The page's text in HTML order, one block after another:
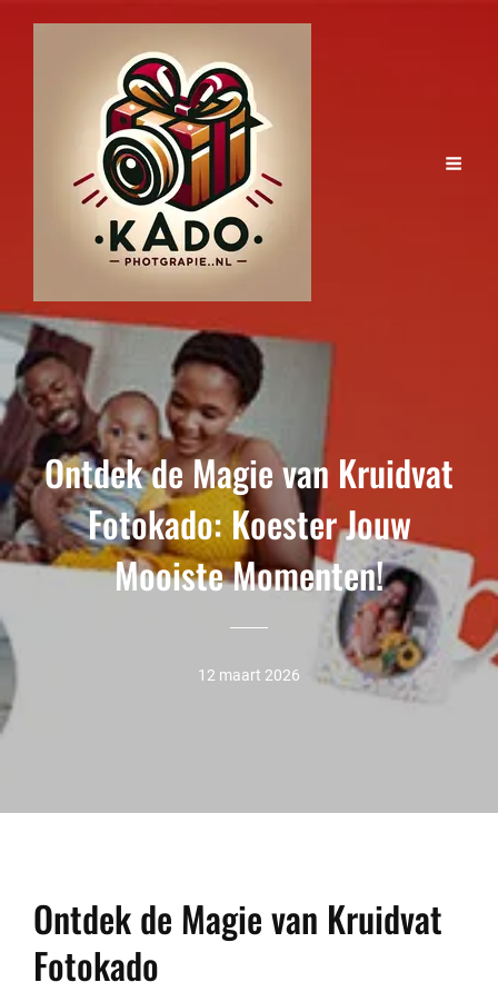
Ontdek de Magie van Kruidvat
Fotokado: Koester Jouw
Mooiste Momenten!
12 maart 2026
Ontdek de Magie van Kruidvat
Fotokado